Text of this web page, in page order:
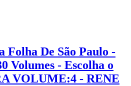
Folha De São Paulo -
Volumes - Escolha o
VOLUME:4 - RENE